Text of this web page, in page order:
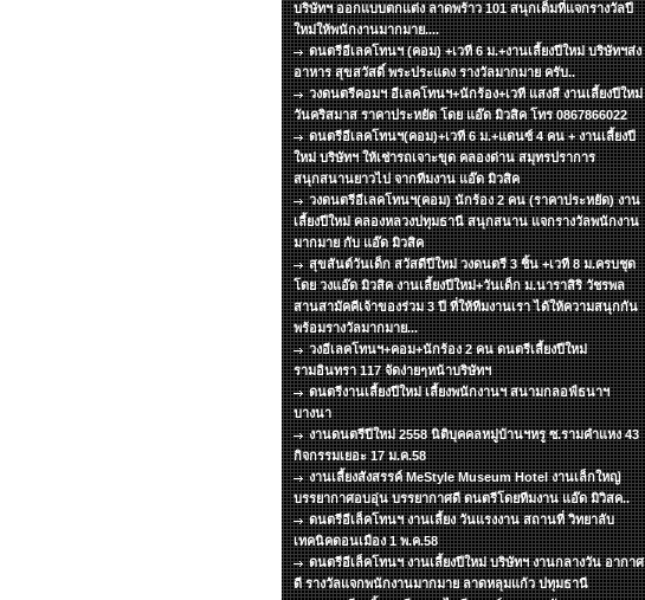
บริษัทฯ ออกแบบตกแต่ง ลาดพร้าว 101 สนุกเต็มที่แจกรางวัลปี
ใหม่ให้พนักงานมากมาย....
ดนตรีอีเลคโทนฯ (คอม) +เวที 6 ม.+งานเลี้ยงปีใหม่ บริษัทฯส่ง
อาหาร สุขสวัสดิ์ พระประแดง รางวัลมากมาย ครับ..
วงดนตรีคอมฯ อีเลคโทนฯ+นักร้อง+เวที แสงสี งานเลี้ยงปีใหม่
วันคริสมาส ราคาประหยัด โดย แอ๊ด มิวสิค โทร 0867866022
ดนตรีอีเลคโทนฯ(คอม)+เวที 6 ม.+แดนซ์ 4 คน + งานเลี้ยงปี
ใหม่ บริษัทฯ ให้เช่ารถเจาะขุด คลองด่าน สมุทรปราการ
สนุกสนานยาวไป จากทีมงาน แอ๊ด มิวสิค
วงดนตรีอีเลคโทนฯ(คอม) นักร้อง 2 คน (ราคาประหยัด) งาน
เลี้ยงปีใหม่ คลองหลวงปทุมธานี สนุกสนาน แจกรางวัลพนักงาน
มากมาย กับ แอ๊ด มิวสิค
สุขสันต์วันเด็ก สวัสดีปีใหม่ วงดนตรี 3 ชิ้น +เวที 8 ม.ครบชุด
โดย วงแอ๊ด มิวสิค งานเลี้ยงปีใหม่+วันเด็ก ม.นาราสิริ วัชรพล
สานสามัคคีเจ้าของร่วม 3 ปี ที่ให้ทีมงานเรา ได้ให้ความสนุกกัน
พร้อมรางวัลมากมาย...
วงอีเลคโทนฯ+คอม+นักร้อง 2 คน ดนตรีเลี้ยงปีใหม่
รามอินทรา 117 จัดง่ายๆหน้าบริษัทฯ
ดนตรีงานเลี้ยงปีใหม่ เลี้ยงพนักงานฯ สนามกลอฟ์ธนาฯ
บางนา
งานดนตรีปีใหม่ 2558 นิติบุคคลหมู่บ้านฯหรู ซ.รามคำแหง 43
กิจกรรมเยอะ 17 ม.ค.58
งานเลี้ยงสังสรรค์ MeStyle Museum Hotel งานเล็กใหญ่
บรรยากาศอบอุ่น บรรยากาศดี ดนตรีโดยทีมงาน แอ๊ด มิวิสค..
ดนตรีอีเล็คโทนฯ งานเลี้ยง วันแรงงาน สถานที่ วิทยาลับ
เทคนิคดอนเมือง 1 พ.ค.58
ดนตรีอีเล็คโทนฯ งานเลี้ยงปีใหม่ บริษัทฯ งานกลางวัน อากาศ
ดี รางวัลแจกพนักงานมากมาย ลาดหลุมแก้ว ปทุมธานี